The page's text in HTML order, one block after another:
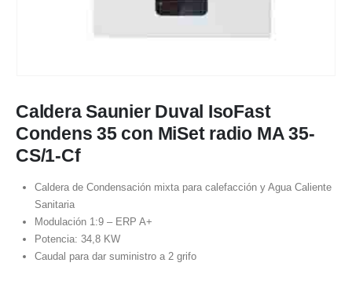
Caldera Saunier Duval IsoFast
Condens 35 con MiSet radio MA 35-
CS/1-Cf
Caldera de Condensación mixta para calefacción y Agua Caliente
Sanitaria
Modulación 1:9 – ERP A+
Potencia: 34,8 KW
Caudal para dar suministro a 2 grifo